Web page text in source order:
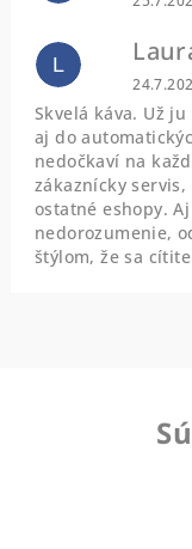
L
Skvelá káva. Už
aj do
nedočkaví na
zákaznícky
ostatné eshopy.
nedorozumenie,
štýlom, že sa